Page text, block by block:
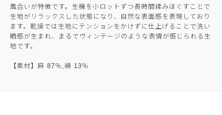
風合いが特徴です。生機を小ロットずつ長時間揉みほぐすことで
生地がリラックスした状態になり、自然な表面感を表現しており
ます。乾燥では生地にテンションをかけずに仕上げることで洗い
晒感が生まれ、まるでヴィンテージのような表情が感じられる生
地です。
【素材】麻 87％,綿 13％